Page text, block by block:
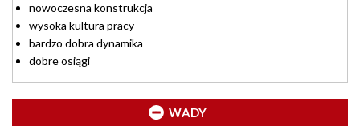
nowoczesna konstrukcja
wysoka kultura pracy
bardzo dobra dynamika
dobre osiągi
WADY